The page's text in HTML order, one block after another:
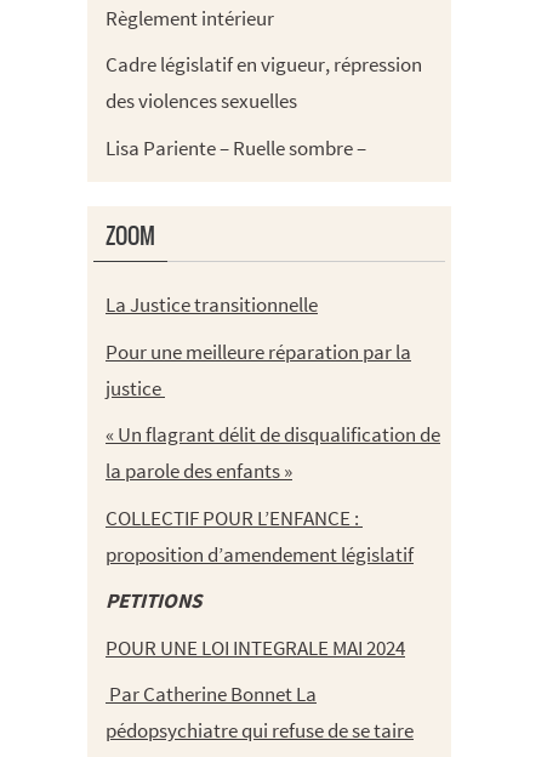
Règlement intérieur
Cadre législatif en vigueur, répression
des violences sexuelles
Lisa Pariente – Ruelle sombre –
ZOOM
La Justice transitionnelle
Pour une meilleure réparation par la
justice
« Un flagrant délit de disqualification de
la parole des enfants »
COLLECTIF POUR L’ENFANCE :
proposition d’amendement législatif
PETITIONS
POUR UNE LOI INTEGRALE MAI 2024
Par Catherine Bonnet La
pédopsychiatre qui refuse de se taire